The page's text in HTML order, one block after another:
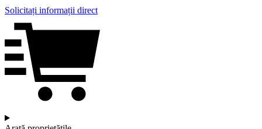
Solicitați informații direct